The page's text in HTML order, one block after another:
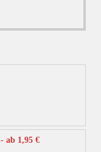
ab 1,95 €